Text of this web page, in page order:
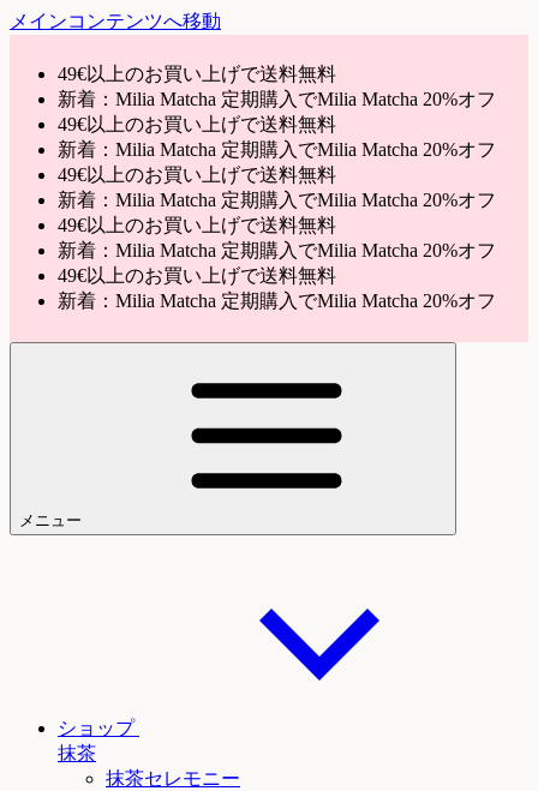
メインコンテンツへ移動
49€以上のお買い上げで送料無料
新着：Milia Matcha 定期購入でMilia Matcha 20%オフ
49€以上のお買い上げで送料無料
新着：Milia Matcha 定期購入でMilia Matcha 20%オフ
49€以上のお買い上げで送料無料
新着：Milia Matcha 定期購入でMilia Matcha 20%オフ
49€以上のお買い上げで送料無料
新着：Milia Matcha 定期購入でMilia Matcha 20%オフ
49€以上のお買い上げで送料無料
新着：Milia Matcha 定期購入でMilia Matcha 20%オフ
メニュー
ショップ
抹茶
抹茶セレモニー